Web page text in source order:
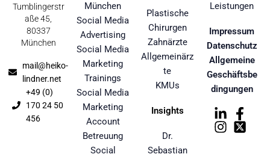
Tumblingerstr
aße 45,
80337
München
mail@heiko-
lindner.net
+49 (0)
170 24 50
456
München
Social Media
Advertising
Social Media
Marketing
Trainings
Social Media
Marketing
Account
Betreuung
Social
Plastische
Chirurgen
Zahnärzte
Allgemeinärz
te
KMUs
Insights
Dr.
Sebastian
Leistungen
Impressum
Datenschutz
Allgemeine
Geschäftsbe
dingungen